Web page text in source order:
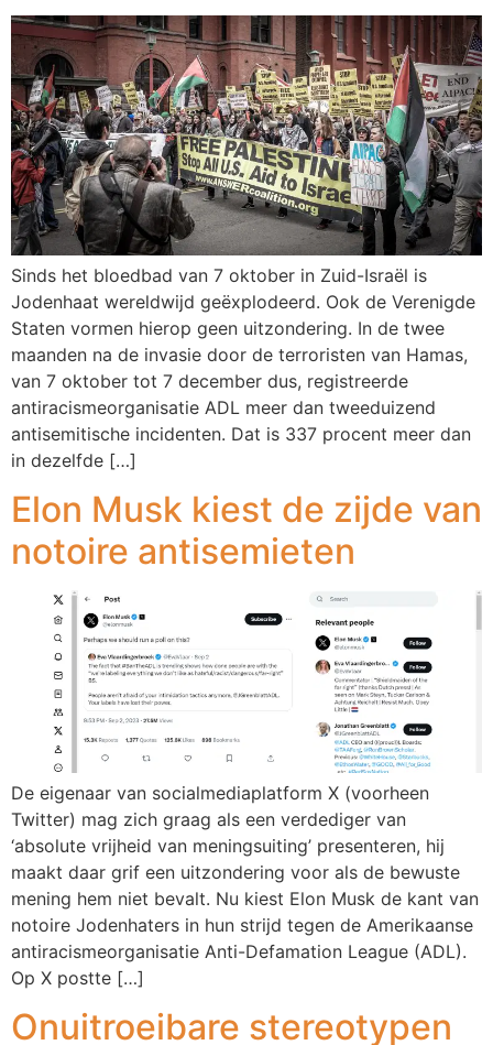
Sinds het bloedbad van 7 oktober in Zuid-Israël is
Jodenhaat wereldwijd geëxplodeerd. Ook de Verenigde
Staten vormen hierop geen uitzondering. In de twee
maanden na de invasie door de terroristen van Hamas,
van 7 oktober tot 7 december dus, registreerde
antiracismeorganisatie ADL meer dan tweeduizend
antisemitische incidenten. Dat is 337 procent meer dan
in dezelfde […]
Elon Musk kiest de zijde van
notoire antisemieten
De eigenaar van socialmediaplatform X (voorheen
Twitter) mag zich graag als een verdediger van
‘absolute vrijheid van meningsuiting’ presenteren, hij
maakt daar grif een uitzondering voor als de bewuste
mening hem niet bevalt. Nu kiest Elon Musk de kant van
notoire Jodenhaters in hun strijd tegen de Amerikaanse
antiracismeorganisatie Anti-Defamation League (ADL).
Op X postte […]
Onuitroeibare stereotypen